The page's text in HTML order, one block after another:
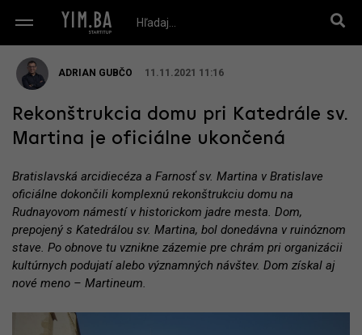
ADRIAN GUBČO 11.11.2021 11:16
Rekonštrukcia domu pri Katedrále sv.
Martina je oficiálne ukončená
Bratislavská arcidiecéza a Farnosť sv. Martina v Bratislave
oficiálne dokončili komplexnú rekonštrukciu domu na
Rudnayovom námestí v historickom jadre mesta. Dom,
prepojený s Katedrálou sv. Martina, bol donedávna v ruinóznom
stave. Po obnove tu vznikne zázemie pre chrám pri organizácii
kultúrnych podujatí alebo významných návštev. Dom získal aj
nové meno – Martineum.